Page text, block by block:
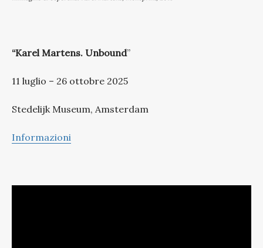
“Karel Martens. Unbound”
11 luglio – 26 ottobre 2025
Stedelijk Museum, Amsterdam
Informazioni